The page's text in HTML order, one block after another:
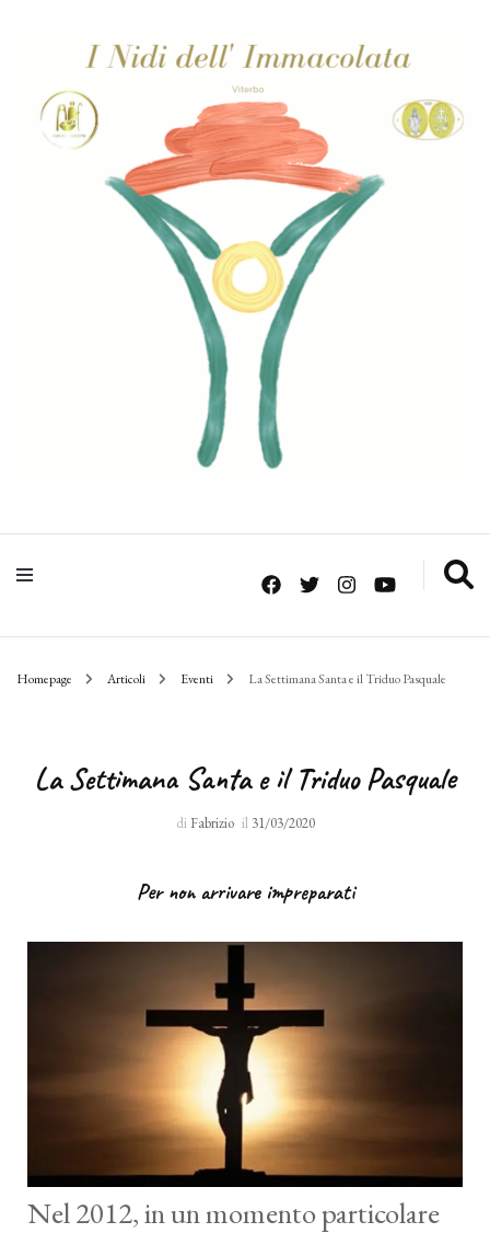
Homepage Articoli Eventi La Settimana Santa e il Triduo Pasquale
La Settimana Santa e il Triduo Pasquale
di Fabrizio il31/03/2020
Per non arrivare impreparati
Nel 2012, in un momento particolare